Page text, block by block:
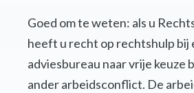
Goed om te weten: als u
heeft u recht op rechtshulp bij
adviesbureau naar vrije keuze
ander arbeidsconflict. De